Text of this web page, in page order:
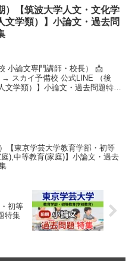
）【筑波大学人文・文化学
文学類）】小論文・過去問
小論文専門講師・校長） 📩
→ スカイ予備校 公式LINE （後
文学類）】小論文・過去問題特集
）【東京学芸大学教育学部・初等
),中等教育(家庭)】小論文・過去
初等
特集